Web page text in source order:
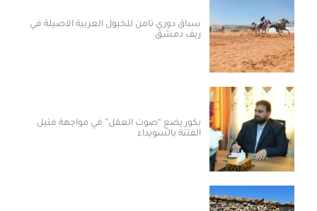
سباق دوري ثامن للخيول العربية الأصيلة في
ريف دمشق
بكور يضع “صوت العقل” في مواجهة فتيل
الفتنة بالسويداء